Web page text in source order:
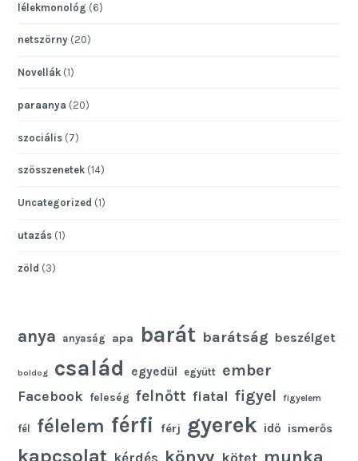
lélekmonológ (6)
netszörny (20)
Novellák (1)
paraanya (20)
szociális (7)
szösszenetek (14)
Uncategorized (1)
utazás (1)
zöld (3)
anya anyaság apa barát barátság beszélget
boldog család egyedül együtt ember
Facebook feleség felnőtt fiatal figyel figyelem
fél félelem férfi férj gyerek idő ismerős
kapcsolat munka